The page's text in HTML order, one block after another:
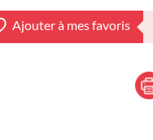
Ajouter à mes favoris